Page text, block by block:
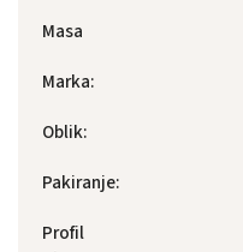
Masa
Marka:
Oblik:
Pakiranje:
Profil